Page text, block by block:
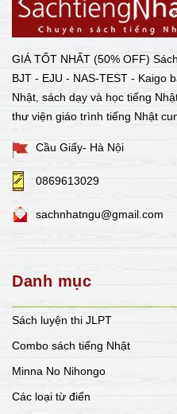
GIÁ TỐT NHẤT (50% OFF)
BJT - EJU - NAS-TEST - Kaigo
Nhật, sách dạy và học tiếng
thư viện giáo trình tiếng Nhật
Cầu Giấy- Hà Nội
0869613029
sachnhatngu@gmail.com
Danh mục
Sách luyện thi JLPT
Combo sách tiếng Nhật
Minna No Nihongo
Các loại từ điển